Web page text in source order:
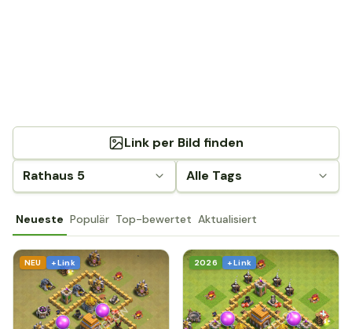
Rathaus 5 Alle Tags
Link per Bild finden
Neueste Populär Top-bewertet Aktualisiert
NEU + Link 2026 + Link